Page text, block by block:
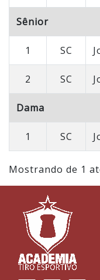
Sênior
1 SC
2 SC
Dama
1 SC
Mostrando de 1